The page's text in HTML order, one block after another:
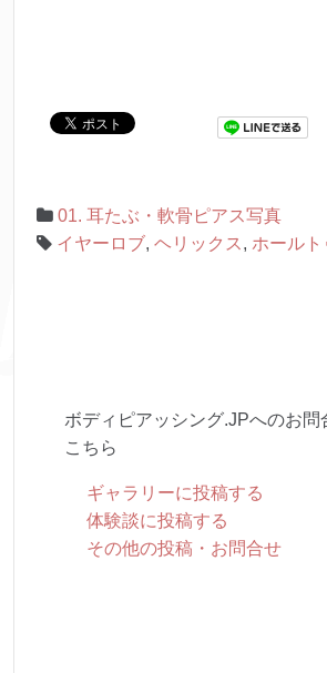
01. 耳たぶ・軟骨ピアス写真
イヤーロブ, ヘリックス , ホールト
ボディピアッシング.JPへのお問
こちら
ギャラリーに投稿する
体験談に投稿する
その他の投稿・お問合せ